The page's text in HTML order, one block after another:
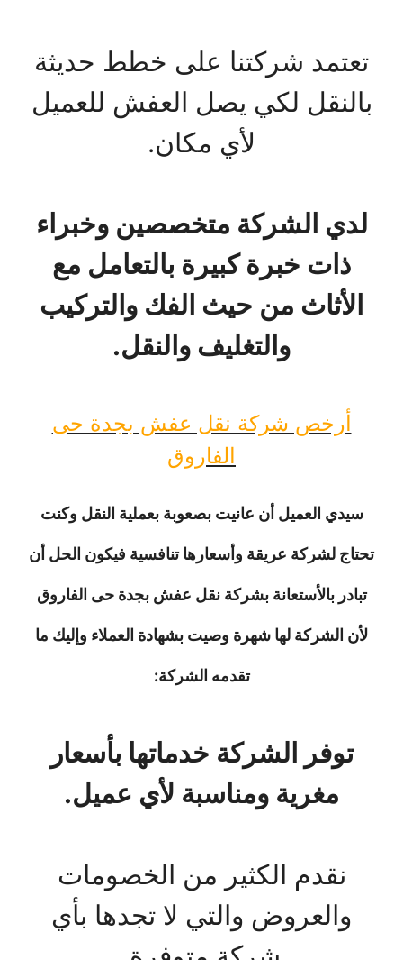
تعتمد شركتنا على خطط حديثة
بالنقل لكي يصل العفش للعميل
لأي مكان.
لدي الشركة متخصصين وخبراء
ذات خبرة كبيرة بالتعامل مع
الأثاث من حيث الفك والتركيب
والتغليف والنقل.
أرخص شركة نقل عفش بجدة حى
الفاروق
سيدي العميل أن عانيت بصعوبة بعملية النقل وكنت
تحتاج لشركة عريقة وأسعارها تنافسية فيكون الحل أن
تبادر بالأستعانة بشركة نقل عفش بجدة حى الفاروق
لأن الشركة لها شهرة وصيت بشهادة العملاء وإليك ما
تقدمه الشركة:
توفر الشركة خدماتها بأسعار
مغرية ومناسبة لأي عميل.
نقدم الكثير من الخصومات
والعروض والتي لا تجدها بأي